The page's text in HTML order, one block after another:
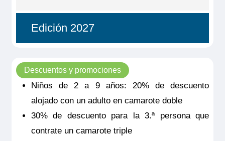
MS La Boheme
Edición 2027
Descuentos y promociones
Niños de 2 a 9 años: 20% de descuento
alojado con un adulto en camarote doble
30% de descuento para la 3.ª persona que
contrate un camarote triple